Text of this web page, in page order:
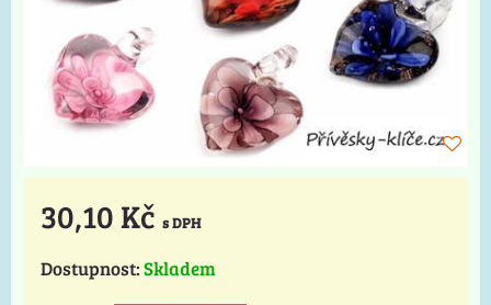
30,10 Kč s DPH
Dostupnost:Skladem